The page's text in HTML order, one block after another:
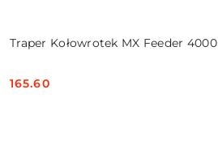
Traper Kołowrotek MX Feeder 4000
Cena:
165.60